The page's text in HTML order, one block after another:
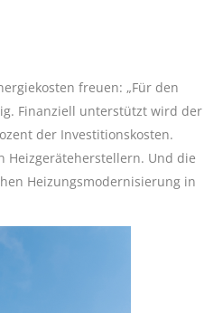
freuen: „Für den
Finanziell unterstützt wird der
der Investitionskosten.
Heizgeräteherstellern. Und die
Heizungsmodernisierung in